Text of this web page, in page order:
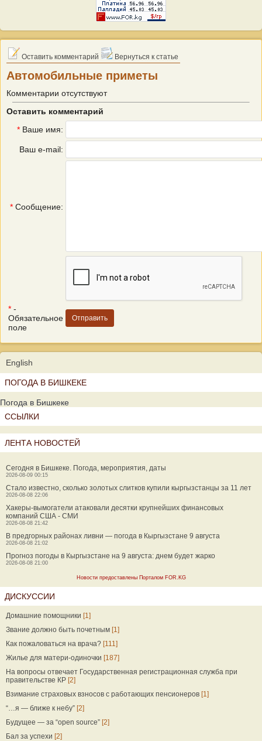
Оставить комментарий Вернуться к статье
Автомобильные приметы
Комментарии отсутствуют
Оставить комментарий
* Ваше имя:
Ваш e-mail:
* Сообщение:
* -
Обязательное
поле
English
ПОГОДА В БИШКЕКЕ
Погода в Бишкеке
ССЫЛКИ
ЛЕНТА НОВОСТЕЙ
Сегодня в Бишкеке. Погода, мероприятия, даты
2026-08-09 00:15
Стало известно, сколько золотых слитков купили кыргызстанцы за 11 лет
2026-08-08 22:06
Хакеры-вымогатели атаковали десятки крупнейших финансовых
компаний США - СМИ
2026-08-08 21:42
В предгорных районах ливни — погода в Кыргызстане 9 августа
2026-08-08 21:02
Прогноз погоды в Кыргызстане на 9 августа: днем будет жарко
2026-08-08 21:00
Новости предоставлены Порталом FOR.KG
ДИСКУССИИ
Домашние помощники [1]
Звание должно быть почетным [1]
Как пожаловаться на врача? [111]
Жилье для матери-одиночки [187]
На вопросы отвечает Государственная регистрационная служба при
правительстве КР [2]
Взимание страховых взносов с работающих пенсионеров [1]
“…я — ближе к небу” [2]
Будущее — за “open source” [2]
Бал за успехи [2]